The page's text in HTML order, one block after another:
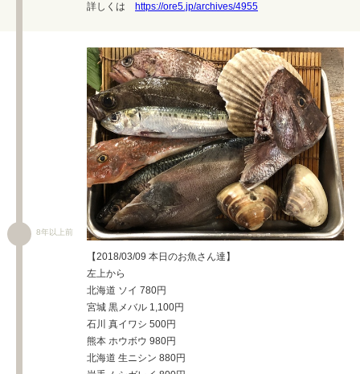
詳しくは https://ore5.jp/archives/4955
8年以上前
【2018/03/09 本日のお魚さん達】
左上から
北海道 ソイ 780円
宮城 黒メバル 1,100円
石川 真イワシ 500円
熊本 ホウボウ 980円
北海道 生ニシン 880円